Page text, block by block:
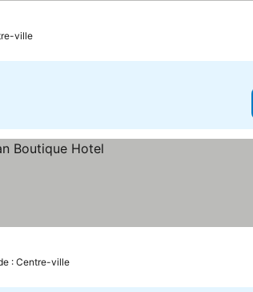
ville
: Centre-ville